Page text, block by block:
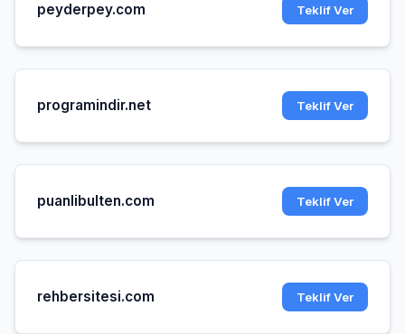
peyderpey.com Teklif Ver
programindir.net Teklif Ver
puanlibulten.com Teklif Ver
rehbersitesi.com Teklif Ver